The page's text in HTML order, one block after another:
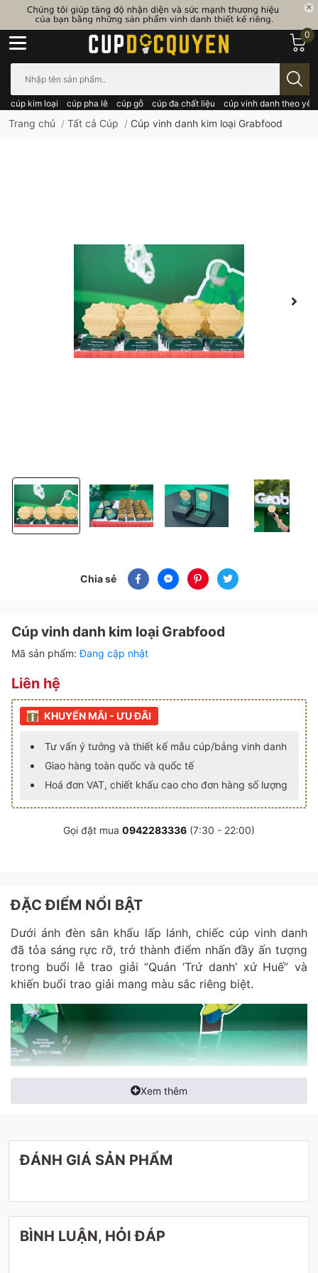
cúp kim loại cúp pha lê cúp gỗ cúp đa chất liệu cúp vinh danh theo
0
Trang chủ / Tất cả Cúp / Cúp vinh danh kim loại Grabfood
Cúp vinh danh kim loại GrabfoodCúp vinh danh kim loại GrabfoodCúp vinh danh kim loại Grabfood
Cúp vinh danh
Chia sẻ
Cúp vinh danh kim loại Grabfood
Mã sản phẩm:Đang cập nhật
Liên hệ
KHUYẾN MÃI - ƯU ĐÃI
Tư vấn ý tưởng và thiết kế mẫu cúp/bảng vinh danh
Giao hàng toàn quốc và quốc tế
Hoá đơn VAT, chiết khấu cao cho đơn hàng số lượng
Gọi đặt mua 0942283336 (7:30 - 22:00)
ĐẶC ĐIỂM NỔI BẬT
Dưới ánh đèn sân khấu lấp lánh, chiếc cúp vinh danh
đã tỏa sáng rực rỡ, trở thành điểm nhấn đầy ấn tượng
trong buổi lễ trao giải “Quán ‘Trứ danh’ xứ Huế” và
khiến buổi trao giải mang màu sắc riêng biệt.
Chiếc cúp quốc dân này được chế tác bởi bàn
tay khéo léo của các nghệ nhân nhà Cúp Độc
Xem thêm
ĐÁNH GIÁ SẢN PHẨM
BÌNH LUẬN, HỎI ĐÁP